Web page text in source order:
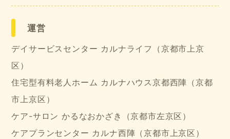
運営
デイサービスセンター カルナライフ（京都市上京
区）
住宅型有料老人ホーム カルナハウス京都西陣（京都
市上京区）
ケア-サロン かるなおかざき（京都市左京区）
ケアプランセンター カルナ西陣（京都市上京区）